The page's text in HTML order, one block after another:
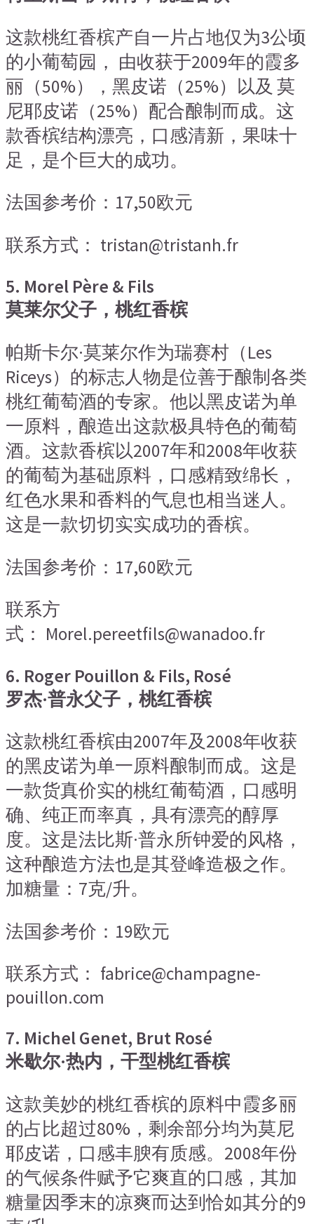
这款桃红香槟产自一片占地仅为3公顷
的小葡萄园， 由收获于2009年的霞多
丽（50%），黑皮诺（25%）以及 莫
尼耶皮诺（25%）配合酿制而成。这
款香槟结构漂亮，口感清新，果味十
足，是个巨大的成功。
法国参考价：17,50欧元
联系方式： tristan@tristanh.fr
5. Morel Père & Fils
莫莱尔父子，桃红香槟
帕斯卡尔·莫莱尔作为瑞赛村（Les
Riceys）的标志人物是位善于酿制各类
桃红葡萄酒的专家。他以黑皮诺为单
一原料，酿造出这款极具特色的葡萄
酒。这款香槟以2007年和2008年收获
的葡萄为基础原料，口感精致绵长，
红色水果和香料的气息也相当迷人。
这是一款切切实实成功的香槟。
法国参考价：17,60欧元
联系方
式： Morel.pereetfils@wanadoo.fr
6. Roger Pouillon & Fils, Rosé
罗杰·普永父子，桃红香槟
这款桃红香槟由2007年及2008年收获
的黑皮诺为单一原料酿制而成。这是
一款货真价实的桃红葡萄酒，口感明
确、纯正而率真，具有漂亮的醇厚
度。这是法比斯·普永所钟爱的风格，
这种酿造方法也是其登峰造极之作。
加糖量：7克/升。
法国参考价：19欧元
联系方式： fabrice@champagne-
pouillon.com
7. Michel Genet, Brut Rosé
米歇尔·热内，干型桃红香槟
这款美妙的桃红香槟的原料中霞多丽
的占比超过80%，剩余部分均为莫尼
耶皮诺，口感丰腴有质感。2008年份
的气候条件赋予它爽直的口感，其加
糖量因季末的凉爽而达到恰如其分的9